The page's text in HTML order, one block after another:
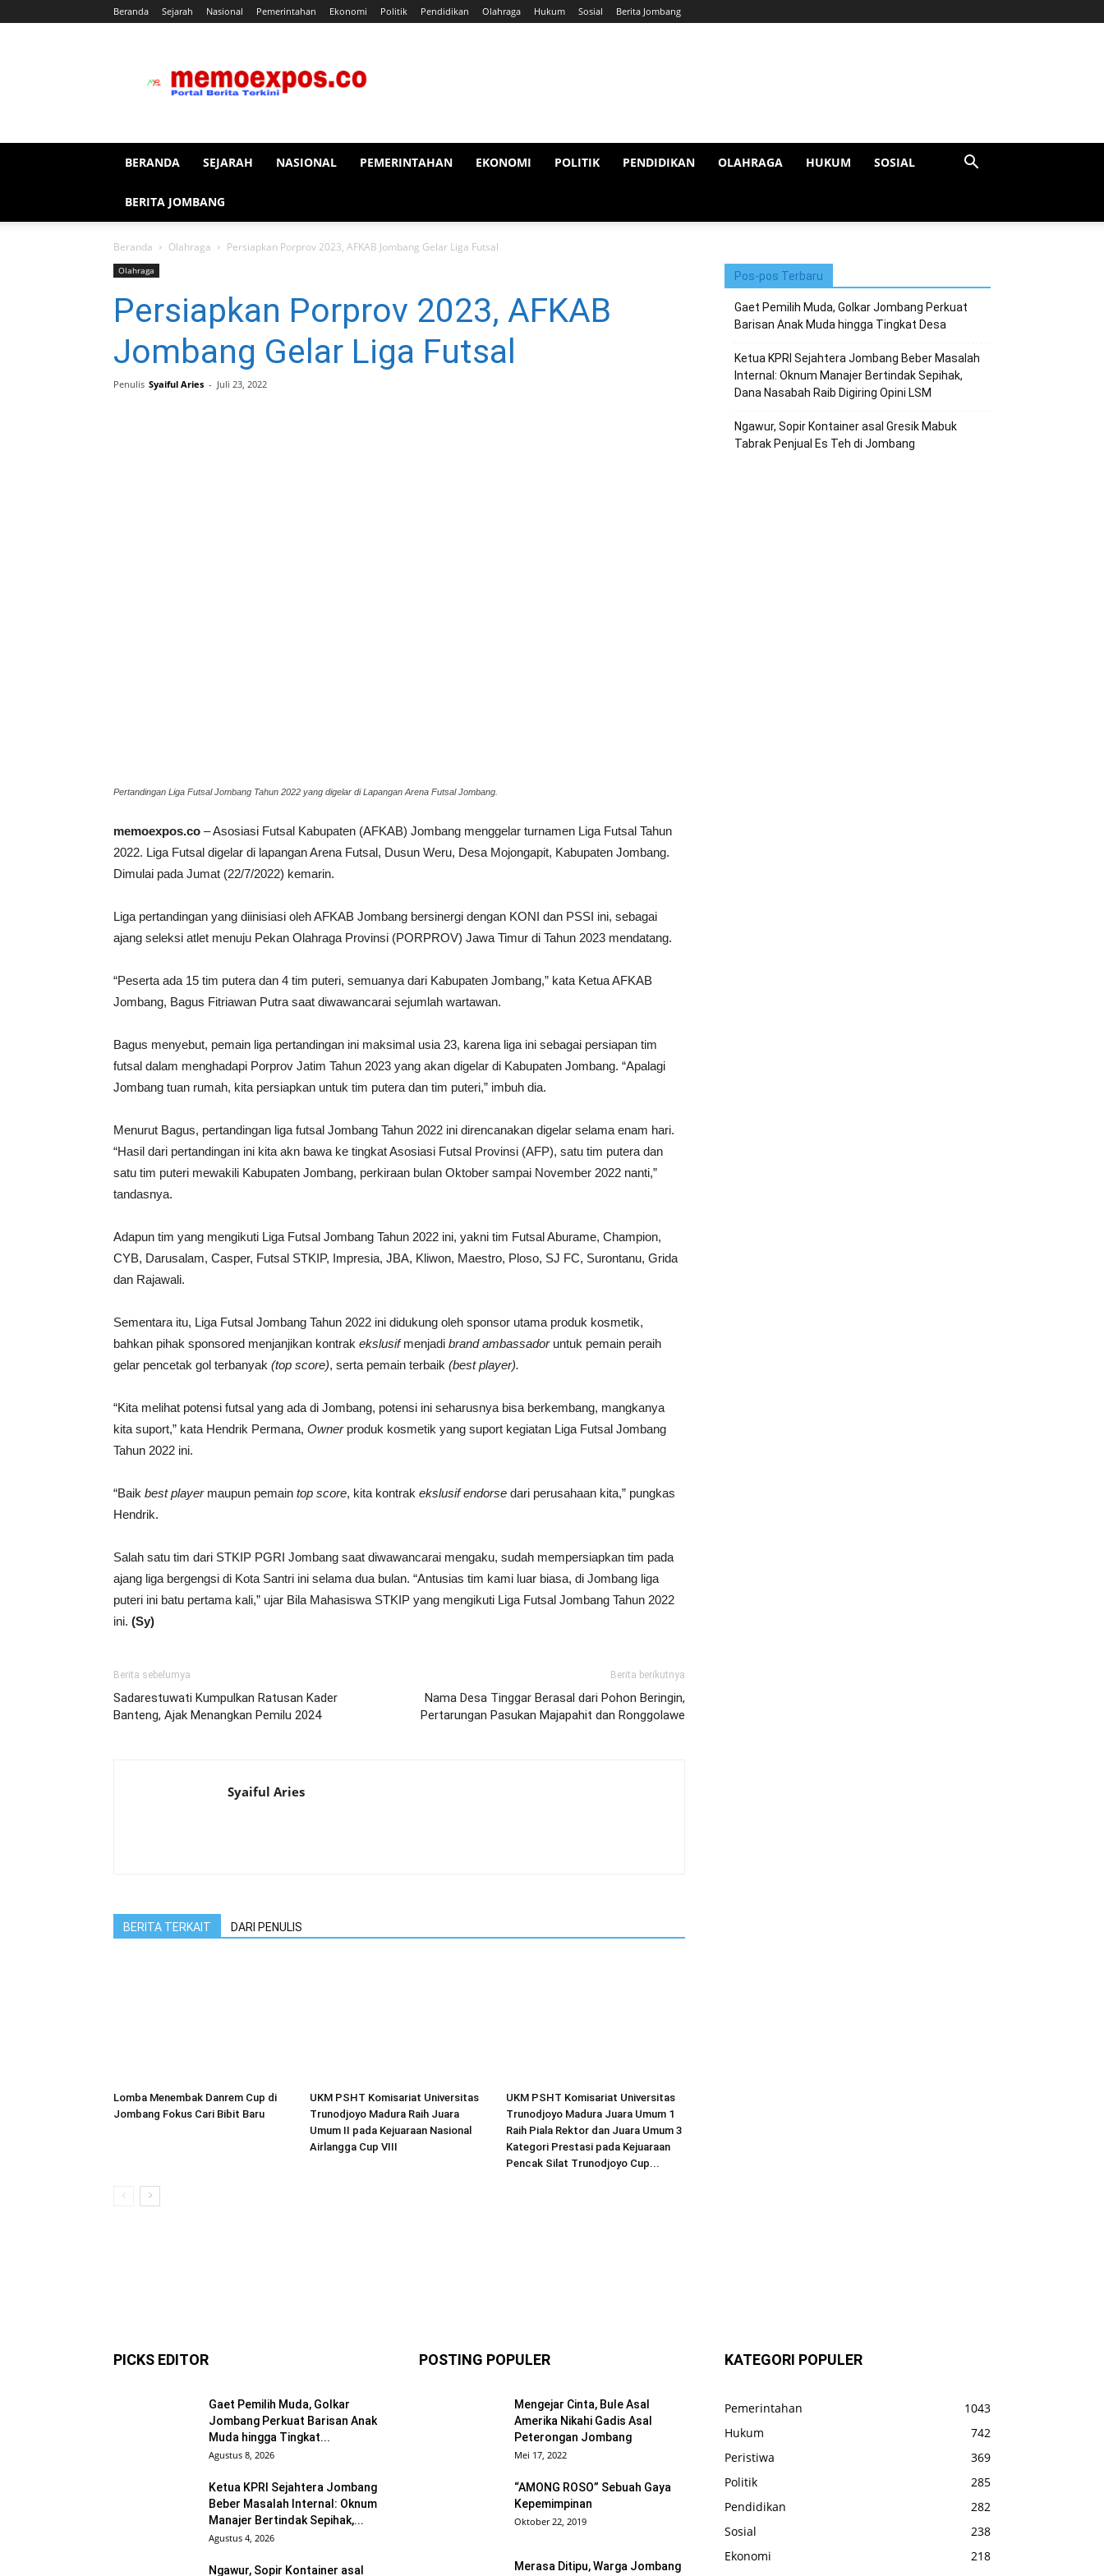
Beranda Sejarah Nasional Pemerintahan Ekonomi Politik Pendidikan Olahraga Hukum Sosial Berita Jombang
BERANDA SEJARAH NASIONAL PEMERINTAHAN EKONOMI POLITIK PENDIDIKAN OLAHRAGA HUKUM SOSIAL
BERITA JOMBANG
Beranda Olahraga Persiapkan Porprov 2023, AFKAB Jombang Gelar Liga Futsal
Olahraga
Persiapkan Porprov 2023, AFKAB
Jombang Gelar Liga Futsal
Penulis Syaiful Aries - Juli 23, 2022
Pertandingan Liga Futsal Jombang Tahun 2022 yang digelar di Lapangan Arena Futsal Jombang.
memoexpos.co – Asosiasi Futsal Kabupaten (AFKAB) Jombang menggelar turnamen Liga Futsal Tahun
2022. Liga Futsal digelar di lapangan Arena Futsal, Dusun Weru, Desa Mojongapit, Kabupaten Jombang.
Dimulai pada Jumat (22/7/2022) kemarin.
Liga pertandingan yang diinisiasi oleh AFKAB Jombang bersinergi dengan KONI dan PSSI ini, sebagai
ajang seleksi atlet menuju Pekan Olahraga Provinsi (PORPROV) Jawa Timur di Tahun 2023 mendatang.
“Peserta ada 15 tim putera dan 4 tim puteri, semuanya dari Kabupaten Jombang,” kata Ketua AFKAB
Jombang, Bagus Fitriawan Putra saat diwawancarai sejumlah wartawan.
Bagus menyebut, pemain liga pertandingan ini maksimal usia 23, karena liga ini sebagai persiapan tim
futsal dalam menghadapi Porprov Jatim Tahun 2023 yang akan digelar di Kabupaten Jombang. “Apalagi
Jombang tuan rumah, kita persiapkan untuk tim putera dan tim puteri,” imbuh dia.
Menurut Bagus, pertandingan liga futsal Jombang Tahun 2022 ini direncanakan digelar selama enam hari.
“Hasil dari pertandingan ini kita akn bawa ke tingkat Asosiasi Futsal Provinsi (AFP), satu tim putera dan
satu tim puteri mewakili Kabupaten Jombang, perkiraan bulan Oktober sampai November 2022 nanti,”
tandasnya.
Adapun tim yang mengikuti Liga Futsal Jombang Tahun 2022 ini, yakni tim Futsal Aburame, Champion,
CYB, Darusalam, Casper, Futsal STKIP, Impresia, JBA, Kliwon, Maestro, Ploso, SJ FC, Surontanu, Grida
dan Rajawali.
Sementara itu, Liga Futsal Jombang Tahun 2022 ini didukung oleh sponsor utama produk kosmetik,
bahkan pihak sponsored menjanjikan kontrak ekslusifmenjadi brand ambassadoruntuk pemain peraih
gelar pencetak gol terbanyak (top score), serta pemain terbaik (best player).
“Kita melihat potensi futsal yang ada di Jombang, potensi ini seharusnya bisa berkembang, mangkanya
kita suport,” kata Hendrik Permana, Ownerproduk kosmetik yang suport kegiatan Liga Futsal Jombang
Tahun 2022 ini.
“Baik best playermaupun pemain top score, kita kontrak ekslusif endorse dari perusahaan kita,” pungkas
Hendrik.
Salah satu tim dari STKIP PGRI Jombang saat diwawancarai mengaku, sudah mempersiapkan tim pada
ajang liga bergengsi di Kota Santri ini selama dua bulan. “Antusias tim kami luar biasa, di Jombang liga
puteri ini batu pertama kali,” ujar Bila Mahasiswa STKIP yang mengikuti Liga Futsal Jombang Tahun 2022
ini. (Sy)
Berita sebelumya
Sadarestuwati Kumpulkan Ratusan Kader
Banteng, Ajak Menangkan Pemilu 2024
Berita berikutnya
Nama Desa Tinggar Berasal dari Pohon Beringin,
Pertarungan Pasukan Majapahit dan Ronggolawe
Syaiful Aries
BERITA TERKAIT DARI PENULIS
Lomba Menembak Danrem Cup di
Jombang Fokus Cari Bibit Baru
UKM PSHT Komisariat Universitas
Trunodjoyo Madura Raih Juara
Umum II pada Kejuaraan Nasional
Airlangga Cup VIII
UKM PSHT Komisariat Universitas
Trunodjoyo Madura Juara Umum 1
Raih Piala Rektor dan Juara Umum 3
Kategori Prestasi pada Kejuaraan
Pencak Silat Trunodjoyo Cup...
Pos-pos Terbaru
Gaet Pemilih Muda, Golkar Jombang Perkuat
Barisan Anak Muda hingga Tingkat Desa
Ketua KPRI Sejahtera Jombang Beber Masalah
Internal: Oknum Manajer Bertindak Sepihak,
Dana Nasabah Raib Digiring Opini LSM
Ngawur, Sopir Kontainer asal Gresik Mabuk
Tabrak Penjual Es Teh di Jombang
PICKS EDITOR
Gaet Pemilih Muda, Golkar
Jombang Perkuat Barisan Anak
Muda hingga Tingkat...
Agustus 8, 2026
Ketua KPRI Sejahtera Jombang
Beber Masalah Internal: Oknum
Manajer Bertindak Sepihak,...
Agustus 4, 2026
Ngawur, Sopir Kontainer asal
POSTING POPULER
Mengejar Cinta, Bule Asal
Amerika Nikahi Gadis Asal
Peterongan Jombang
Mei 17, 2022
“AMONG ROSO” Sebuah Gaya
Kepemimpinan
Oktober 22, 2019
Merasa Ditipu, Warga Jombang
KATEGORI POPULER
Pemerintahan
1043
Hukum
742
Peristiwa
369
Politik
285
Pendidikan
282
Sosial
238
Ekonomi
218